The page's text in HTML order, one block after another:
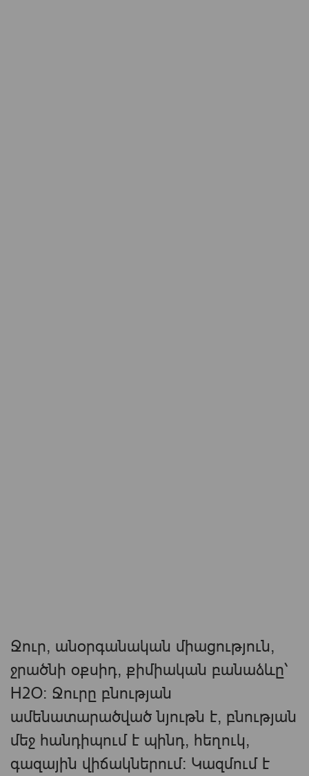
Ջուր, անօրգանական միացություն,
ջրածնի օքսիդ, քիմիական բանաձևը՝
H2O։ Ջուրը բնության
ամենատարածված նյութն է, բնության
մեջ հանդիպում է պինդ, հեղուկ,
գազային վիճակներում։ Կազմում է